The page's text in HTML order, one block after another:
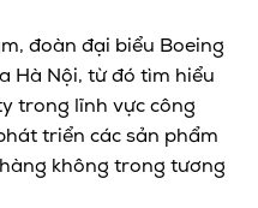
đoàn đại biểu Boeing
Hà Nội, từ đó tìm hiểu
trong lĩnh vực công
triển các sản phẩm
không trong tương